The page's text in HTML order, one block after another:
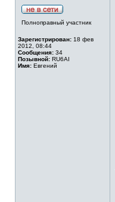
Полноправный участник
Зарегистрирован: 18 фев
2012, 08:44
Сообщения: 34
Позывной: RU6AI
Имя: Евгений